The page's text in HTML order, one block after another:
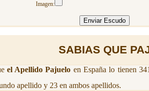
Imagen:
SABIAS QUE
el Apellido Pajuelo en España lo tienen
apellido y 23 en ambos apellidos.